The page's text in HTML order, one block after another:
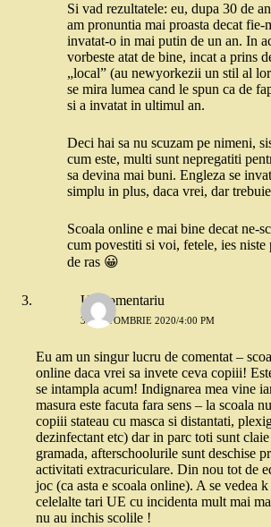
Si vad rezultatele: eu, dupa 30 de
am pronuntia mai proasta decat fie-
invatat-o in mai putin de un an. In
vorbeste atat de bine, incat a prins
„local” (au newyorkezii un stil al
se mira lumea cand le spun ca de
si a invatat in ultimul an.
Deci hai sa nu scuzam pe nimeni,
cum este, multi sunt nepregatiti
sa devina mai buni. Engleza se
simplu in plus, daca vrei, dar
Scoala online e mai bine decat ne-
cum povestiti si voi, fetele, ies niste
de ras 😀
Un comentariu
30 OCTOMBRIE 2020/4:00 PM
Eu am un singur lucru de comentat –
online daca vrei sa invete ceva copiii!
se intampla acum! Indignarea mea vine
masura este facuta fara sens – la scoala
copiii stateau cu masca si distantati,
dezinfectant etc) dar in parc toti sunt claie
gramada, afterschoolurile sunt deschise
activitati extracuriculare. Din nou tot de
joc (ca asta e scoala online). A se vedea
celelalte tari UE cu incidenta mult mai
nu au inchis scolile !